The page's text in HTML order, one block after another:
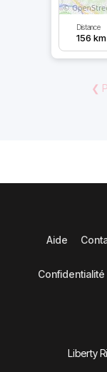
Distance
156 km
❮
Aide
Confidentialité
Liberty